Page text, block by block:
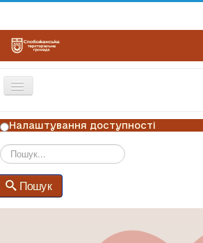
Перемикач
ГОЛОВНА
НОВИНИ
ОГОЛОШЕННЯ
ГРАФІКИ ПРИЙОМУ
Налаштування доступності
Пошук